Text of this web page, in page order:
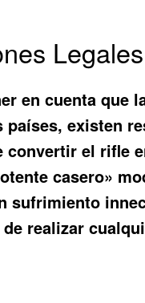
en cuenta que
países, existen
el rifle
casero»
sufrimiento
realizar